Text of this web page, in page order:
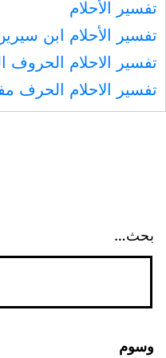
تفسير الأحلام
تفسير الأحلام ابن
تفسير الاحلام الحروف
تفسير الاحلام الحرف
بحث…
وسوم